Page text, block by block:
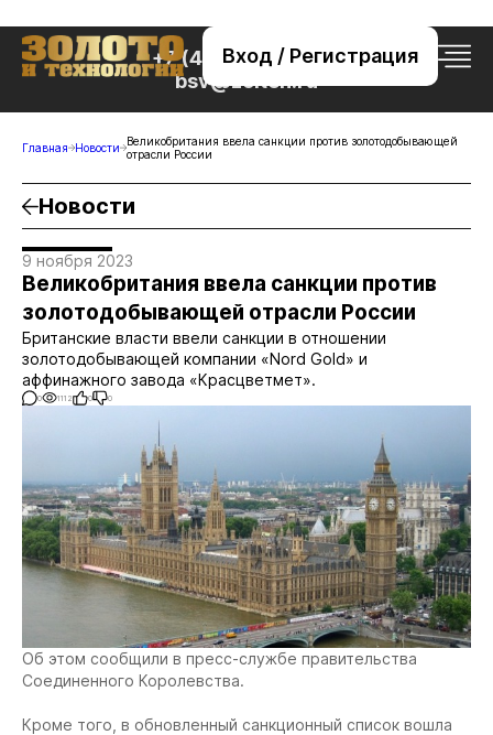
Вход / Регистрация
+7 (495) 221-76-32
bsv@zolteh.ru
Главная Новости
Великобритания ввела санкции против золотодобывающей
отрасли России
Новости
9 ноября 2023
Великобритания ввела санкции против
золотодобывающей отрасли России
Британские власти ввели санкции в отношении
золотодобывающей компании «Nord Gold» и
аффинажного завода «Красцветмет».
0 1112 0 0
Об этом сообщили в пресс-службе правительства
Соединенного Королевства.
Кроме того, в обновленный санкционный список вошла